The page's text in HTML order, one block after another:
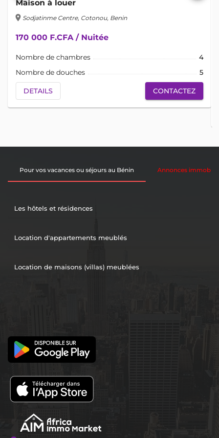
Maison à louer
location_on Sodjatinme Centre, Cotonou, Benin
170 000 F.CFA / Nuitée
Nombre de chambres
4
Nombre de douches
5
DETAILS CONTACTEZ
Pour vos vacances ou séjours au Bénin Annonces
Les hôtels et résidences
Location d'appartements meublés
Location de maisons (villas) meublées